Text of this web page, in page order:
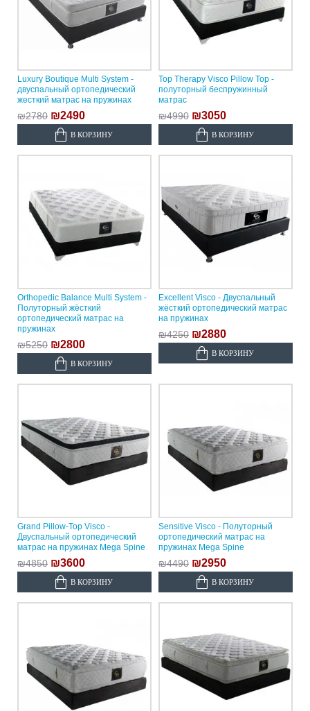
Luxury Boutique Multi System -
двуспальный ортопедический
жесткий матрас на пружинах
₪2780 ₪2490
В КОРЗИНУ
Top Therapy Visco Pillow Top -
полуторный беспружинный
матрас
₪4990 ₪3050
В КОРЗИНУ
Orthopedic Balance Multi System -
Полуторный жёсткий
ортопедический матрас на
пружинах
₪5250 ₪2800
В КОРЗИНУ
Excellent Visco - Двуспальный
жёсткий ортопедический матрас
на пружинах
₪4250 ₪2880
В КОРЗИНУ
Grand Pillow-Top Visco -
Двуспальный ортопедический
матрас на пружинах Mega Spine
₪4850 ₪3600
В КОРЗИНУ
Sensitive Visco - Полуторный
ортопедический матрас на
пружинах Mega Spine
₪4490 ₪2950
В КОРЗИНУ